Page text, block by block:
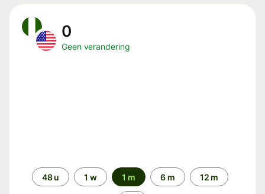
0
Geen verandering
Periode48 u 1 w 1 m 6 m 12 m